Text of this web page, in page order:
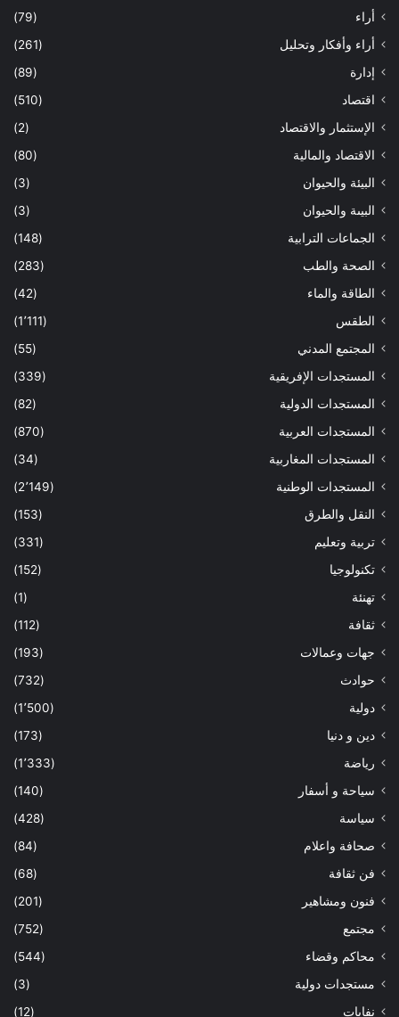
أراء
(79)
أراء وأفكار وتحليل
(261)
إدارة
(89)
اقتصاد
(510)
الإستثمار والاقتصاد
(2)
الاقتصاد والمالية
(80)
البيئة والحيوان
(3)
البيىة والحيوان
(3)
الجماعات الترابية
(148)
الصحة والطب
(283)
الطاقة والماء
(42)
الطقس
(1٬111)
المجتمع المدني
(55)
المستجدات الإفريقية
(339)
المستجدات الدولية
(82)
المستجدات العربية
(870)
المستجدات المغاربية
(34)
المستجدات الوطنية
(2٬149)
النقل والطرق
(153)
تربية وتعليم
(331)
تكنولوجيا
(152)
تهنئة
(1)
ثقافة
(112)
جهات وعمالات
(193)
حوادث
(732)
دولية
(1٬500)
دين و دنيا
(173)
رياضة
(1٬333)
سياحة و أسفار
(140)
سياسة
(428)
صحافة واعلام
(84)
فن ثقافة
(68)
فنون ومشاهير
(201)
مجتمع
(752)
محاكم وقضاء
(544)
مستجدات دولية
(3)
نفابات
(12)